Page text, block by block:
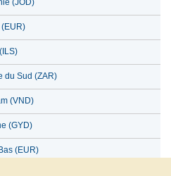
(JOD)
du Sud (ZAR)
(VND)
(GYD)
(EUR)